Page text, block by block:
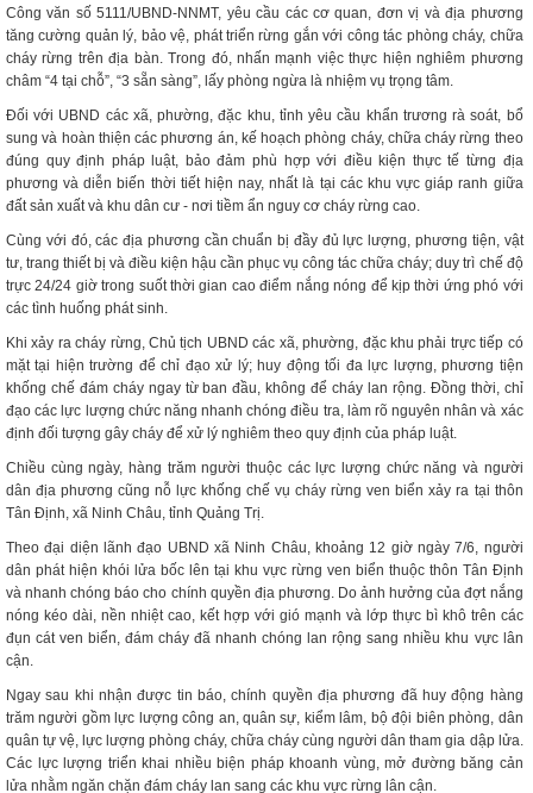
Công văn số 5111/UBND-NNMT, yêu cầu các cơ quan, đơn vị và địa phương
tăng cường quản lý, bảo vệ, phát triển rừng gắn với công tác phòng cháy, chữa
cháy rừng trên địa bàn. Trong đó, nhấn mạnh việc thực hiện nghiêm phương
châm “4 tại chỗ”, “3 sẵn sàng”, lấy phòng ngừa là nhiệm vụ trọng tâm.
Đối với UBND các xã, phường, đặc khu, tỉnh yêu cầu khẩn trương rà soát, bổ
sung và hoàn thiện các phương án, kế hoạch phòng cháy, chữa cháy rừng theo
đúng quy định pháp luật, bảo đảm phù hợp với điều kiện thực tế từng địa
phương và diễn biến thời tiết hiện nay, nhất là tại các khu vực giáp ranh giữa
đất sản xuất và khu dân cư - nơi tiềm ẩn nguy cơ cháy rừng cao.
Cùng với đó, các địa phương cần chuẩn bị đầy đủ lực lượng, phương tiện, vật
tư, trang thiết bị và điều kiện hậu cần phục vụ công tác chữa cháy; duy trì chế độ
trực 24/24 giờ trong suốt thời gian cao điểm nắng nóng để kịp thời ứng phó với
các tình huống phát sinh.
Khi xảy ra cháy rừng, Chủ tịch UBND các xã, phường, đặc khu phải trực tiếp có
mặt tại hiện trường để chỉ đạo xử lý; huy động tối đa lực lượng, phương tiện
khống chế đám cháy ngay từ ban đầu, không để cháy lan rộng. Đồng thời, chỉ
đạo các lực lượng chức năng nhanh chóng điều tra, làm rõ nguyên nhân và xác
định đối tượng gây cháy để xử lý nghiêm theo quy định của pháp luật.
Chiều cùng ngày, hàng trăm người thuộc các lực lượng chức năng và người
dân địa phương cũng nỗ lực khống chế vụ cháy rừng ven biển xảy ra tại thôn
Tân Định, xã Ninh Châu, tỉnh Quảng Trị.
Theo đại diện lãnh đạo UBND xã Ninh Châu, khoảng 12 giờ ngày 7/6, người
dân phát hiện khói lửa bốc lên tại khu vực rừng ven biển thuộc thôn Tân Định
và nhanh chóng báo cho chính quyền địa phương. Do ảnh hưởng của đợt nắng
nóng kéo dài, nền nhiệt cao, kết hợp với gió mạnh và lớp thực bì khô trên các
đụn cát ven biển, đám cháy đã nhanh chóng lan rộng sang nhiều khu vực lân
cận.
Ngay sau khi nhận được tin báo, chính quyền địa phương đã huy động hàng
trăm người gồm lực lượng công an, quân sự, kiểm lâm, bộ đội biên phòng, dân
quân tự vệ, lực lượng phòng cháy, chữa cháy cùng người dân tham gia dập lửa.
Các lực lượng triển khai nhiều biện pháp khoanh vùng, mở đường băng cản
lửa nhằm ngăn chặn đám cháy lan sang các khu vực rừng lân cận.